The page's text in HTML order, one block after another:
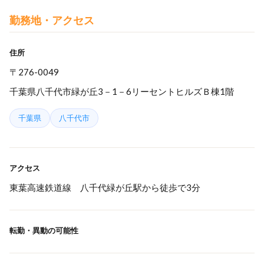
勤務地・アクセス
住所
〒276-0049
千葉県八千代市緑が丘3－1－6リーセントヒルズＢ棟1階
千葉県 八千代市
アクセス
東葉高速鉄道線 八千代緑が丘駅から徒歩で3分
転勤・異動の可能性